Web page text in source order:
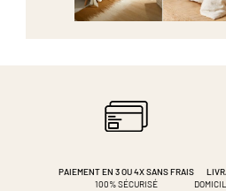
PAIEMENT EN 3 OU 4XSANS FRAIS
100% SÉCURISÉ